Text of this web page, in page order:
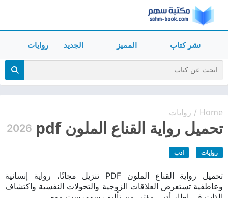
نشر كتاب المميز الجديد روايات
Home
/ روايات
تحميل رواية القناع الملون pdf 2026
روايات ادب
تحميل رواية القناع الملون PDF تنزيل مجانًا، رواية إنسانية
وعاطفية تستعرض العلاقات الزوجية والتحولات النفسية واكتشاف